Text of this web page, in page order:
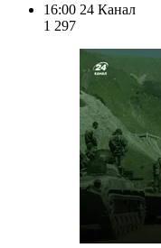
16:00 24 Канал
1 297